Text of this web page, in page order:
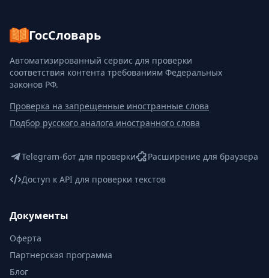
ГосСловарь
Автоматизированный сервис для проверки
соответствия контента требованиям Федеральных
законов РФ.
Проверка на запрещенные иностранные слова
Подбор русского аналога иностранного слова
Telegram-бот для проверки
Расширение для браузера
Доступ к API для проверки текстов
Документы
Оферта
Партнерская программа
Блог